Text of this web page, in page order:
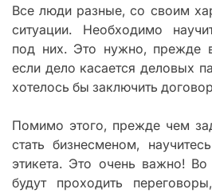
Все люди разные, со своим
ситуации. Необходимо
под них. Это нужно, прежде
если дело касается деловых
хотелось бы заключить
Помимо этого, прежде чем
стать бизнесменом,
этикета. Это очень важно!
будут проходить